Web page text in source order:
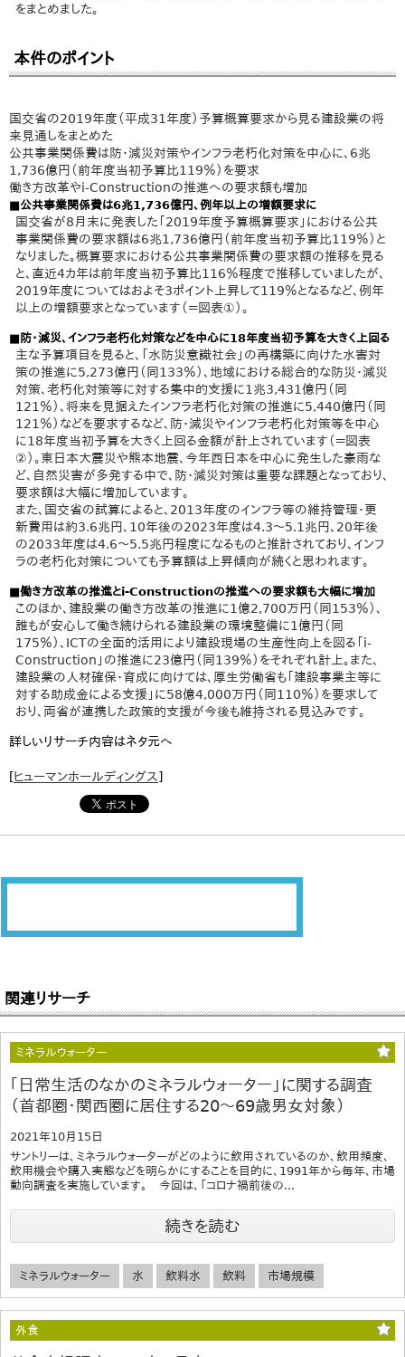
をまとめました。
本件のポイント
国交省の2019年度（平成31年度）予算概算要求から見る建設業の将
来見通しをまとめた
公共事業関係費は防・減災対策やインフラ老朽化対策を中心に、6兆
1,736億円（前年度当初予算比119％）を要求
働き方改革やi-Constructionの推進への要求額も増加
■公共事業関係費は6兆1,736億円、例年以上の増額要求に
国交省が8月末に発表した「2019年度予算概算要求」における公共
事業関係費の要求額は6兆1,736億円（前年度当初予算比119％）と
なりました。概算要求における公共事業関係費の要求額の推移を見る
と、直近4カ年は前年度当初予算比116％程度で推移していましたが、
2019年度についてはおよそ3ポイント上昇して119％となるなど、例年
以上の増額要求となっています（＝図表①）。
■防・減災、インフラ老朽化対策などを中心に18年度当初予算を大きく上回る
主な予算項目を見ると、「水防災意識社会」の再構築に向けた水害対
策の推進に5,273億円（同133％）、地域における総合的な防災・減災
対策、老朽化対策等に対する集中的支援に1兆3,431億円（同
121％）、将来を見据えたインフラ老朽化対策の推進に5,440億円（同
121％）などを要求するなど、防・減災やインフラ老朽化対策等を中心
に18年度当初予算を大きく上回る金額が計上されています（＝図表
②）。東日本大震災や熊本地震、今年西日本を中心に発生した豪雨な
ど、自然災害が多発する中で、防・減災対策は重要な課題となっており、
要求額は大幅に増加しています。
また、国交省の試算によると、2013年度のインフラ等の維持管理・更
新費用は約3.6兆円、10年後の2023年度は4.3～5.1兆円、20年後
の2033年度は4.6～5.5兆円程度になるものと推計されており、インフ
ラの老朽化対策についても予算額は上昇傾向が続くと思われます。
■働き方改革の推進とi-Constructionの推進への要求額も大幅に増加
このほか、建設業の働き方改革の推進に1億2,700万円（同153％）、
誰もが安心して働き続けられる建設業の環境整備に1億円（同
175％）、ICTの全面的活用により建設現場の生産性向上を図る「i-
Construction」の推進に23億円（同139％）をそれぞれ計上。また、
建設業の人材確保・育成に向けては、厚生労働省も「建設事業主等に
対する助成金による支援」に58億4,000万円（同110％）を要求して
おり、両省が連携した政策的支援が今後も維持される見込みです。
詳しいリサーチ内容はネタ元へ
[ヒューマンホールディングス]
関連リサーチ
ミネラルウォーター
｢日常生活のなかのミネラルウォーター」に関する調査
（首都圏・関西圏に居住する20～69歳男女対象）
2021年10月15日
サントリーは、ミネラルウォーターがどのように飲用されているのか、飲用頻度、
飲用機会や購入実態などを明らかにすることを目的に、1991年から毎年、市場
動向調査を実施しています。 今回は、「コロナ禍前後の...
続きを読む
ミネラルウォーター 水 飲料水 飲料 市場規模
外食